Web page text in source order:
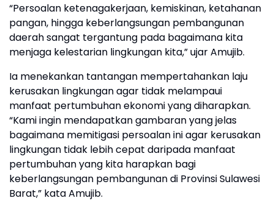
“Persoalan ketenagakerjaan, kemiskinan, ketahanan
pangan, hingga keberlangsungan pembangunan
daerah sangat tergantung pada bagaimana kita
menjaga kelestarian lingkungan kita,” ujar Amujib.
Ia menekankan tantangan mempertahankan laju
kerusakan lingkungan agar tidak melampaui
manfaat pertumbuhan ekonomi yang diharapkan.
“Kami ingin mendapatkan gambaran yang jelas
bagaimana memitigasi persoalan ini agar kerusakan
lingkungan tidak lebih cepat daripada manfaat
pertumbuhan yang kita harapkan bagi
keberlangsungan pembangunan di Provinsi Sulawesi
Barat,” kata Amujib.